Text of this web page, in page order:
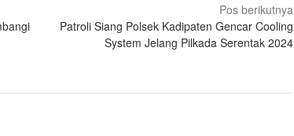
Pos berikutnya
Patroli Siang Polsek Kadipaten Gencar Cooling
System Jelang Pilkada Serentak 2024